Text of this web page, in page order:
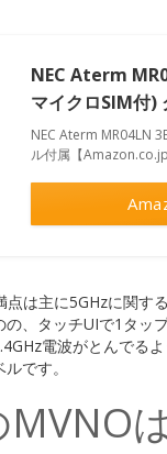
NEC Aterm
マイクロSIM付)
NEC Aterm MR04LN
ル付属【Amazon.co.jp
点は主に5GHzに関す
、タッチUIで1タッ
電波がとんでる
です。
MVNO